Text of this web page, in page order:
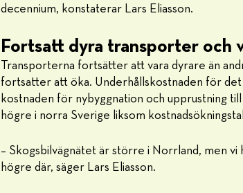
decennium, konstaterar Lars Eliasson.
Fortsatt dyra transporter och
Transporterna fortsätter att vara dyrare än
fortsatter att öka. Underhållskostnaden för
kostnaden för nybyggnation och upprustning
högre i norra Sverige liksom
– Skogsbilvägnätet är större i Norrland, men
högre där, säger Lars Eliasson.